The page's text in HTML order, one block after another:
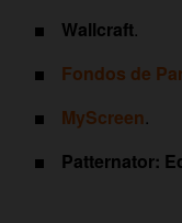
Wallcraft.
Fondos de
MyScreen.
Patternator: